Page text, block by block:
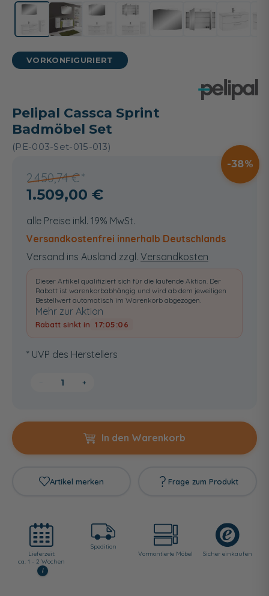
VORKONFIGURIERT
Pelipal Cassca Sprint
Badmöbel Set
(PE-003-Set-015-013)
2.450,74 €
38
1.509,00 €
alle Preise inkl. 19% MwSt.
Versandkostenfrei innerhalb Deutschlands
Versand ins Ausland zzgl. Versandkosten
Dieser Artikel qualifiziert sich für die laufende Aktion. Der
Rabatt ist warenkorbabhängig und wird ab dem jeweiligen
Bestellwert automatisch im Warenkorb abgezogen.
Mehr zur Aktion
Rabatt sinkt in 17:05:06
* UVP des Herstellers
+
In den Warenkorb
Artikel merken Frage zum Produkt
Lieferzeit:
ca. 1 - 2 Wochen
i
Spedition
Vormontierte Möbel
Sicher einkaufen